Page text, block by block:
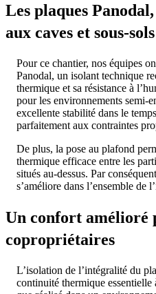
Les plaques
aux caves et sous-sols
Pour ce chantier, nos équipes
Panodal, un isolant technique
thermique et sa résistance à
pour les environnements
excellente stabilité dans le
parfaitement aux contraintes
De plus, la pose au plafond
thermique efficace entre les
situés au‑dessus. Par
s’améliore dans l’ensemble de
Un confort amélioré
copropriétaires
L’isolation de l’intégralité du
continuité thermique